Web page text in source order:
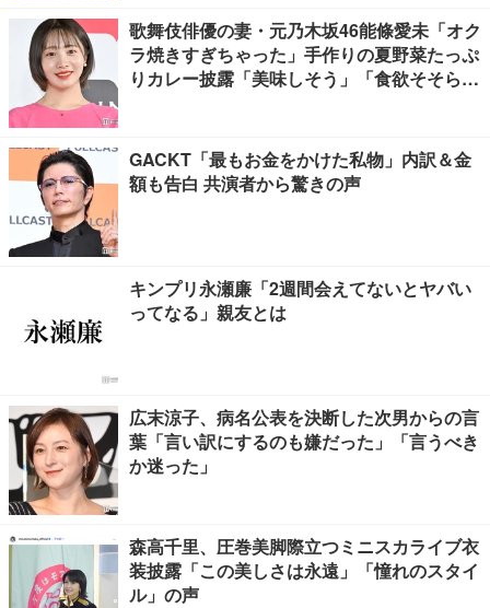
歌舞伎俳優の妻・元乃木坂46能條愛未「オク
ラ焼きすぎちゃった」手作りの夏野菜たっぷ
りカレー披露「美味しそう」「食欲そそられ
GACKT「最もお金をかけた私物」内訳＆金
額も告白 共演者から驚きの声
キンプリ永瀬廉「2週間会えてないとヤバい
ってなる」親友とは
広末涼子、病名公表を決断した次男からの言
葉「言い訳にするのも嫌だった」「言うべき
か迷った」
森高千里、圧巻美脚際立つミニスカライブ衣
装披露「この美しさは永遠」「憧れのスタイ
ル」の声